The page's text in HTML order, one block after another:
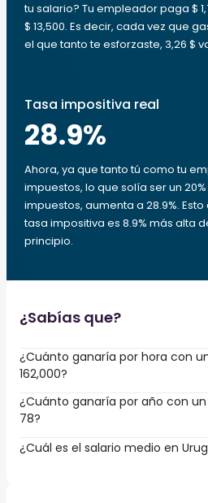
tu salario? Tu empleador paga $
$ 13,500. Es decir, cada vez que
el que tanto te esforzaste, 3,26 $
Tasa impositiva real
28.9%
Ahora, ya que tanto tú como tu
impuestos, lo que solía ser un
impuestos, aumenta a 28.9%.
tasa impositiva es 8.9% más alta
principio.
¿Sabías que?
¿Cuánto ganaría por hora con
162,000?
¿Cuánto ganaría por año con
78?
¿Cuál es el salario medio en